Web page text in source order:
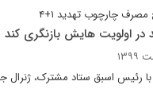
مصرف چارچوب تهدید ۱+۴
در اولویت هایش بازنگری کند
رئیس اسبق ستاد مشترک، ژنرال